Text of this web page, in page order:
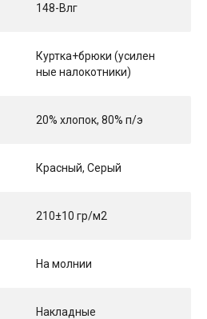
148-Влг
Куртка+брюки (усилен
ные налокотники)
20% хлопок, 80% п/э
Красный, Серый
210±10 гр/м2
На молнии
Накладные